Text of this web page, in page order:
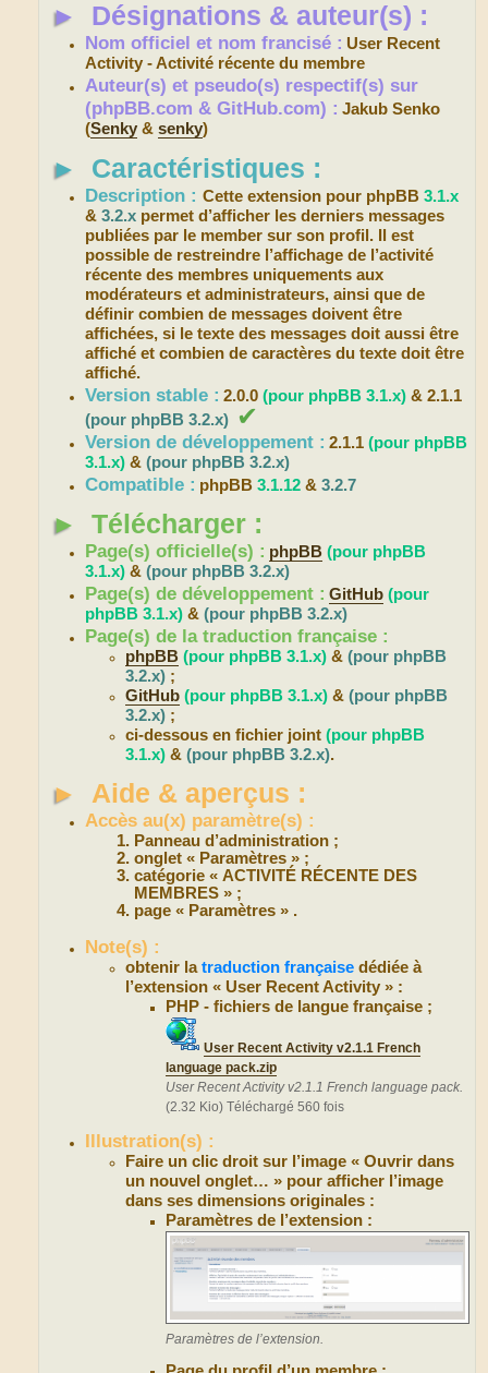
► Désignations & auteur(s) :
Nom officiel et nom francisé : User Recent
Activity - Activité récente du membre
Auteur(s) et pseudo(s) respectif(s) sur
(phpBB.com & GitHub.com) : Jakub Senko
(Senky &senky)
► Caractéristiques :
Description :Cette extension pour phpBB3.1.x
&3.2.x permet d’afficher les derniers messages
publiées par le member sur son profil. Il est
possible de restreindre l’affichage de l’activité
récente des membres uniquements aux
modérateurs et administrateurs, ainsi que de
définir combien de messages doivent être
affichées, si le texte des messages doit aussi être
affiché et combien de caractères du texte doit être
affiché.
Version stable : 2.0.0(pour phpBB 3.1.x) & 2.1.1
(pour phpBB 3.2.x) ✔
Version de développement : 2.1.1(pour phpBB
3.1.x) &(pour phpBB 3.2.x)
Compatible : phpBB3.1.12 &3.2.7
► Télécharger :
Page(s) officielle(s) : phpBB (pour phpBB
3.1.x) &(pour phpBB 3.2.x)
Page(s) de développement : GitHub (pour
phpBB 3.1.x) &(pour phpBB 3.2.x)
Page(s) de la traduction française :
phpBB (pour phpBB 3.1.x) &(pour phpBB
3.2.x) ;
GitHub (pour phpBB 3.1.x) &(pour phpBB
3.2.x) ;
ci-dessous en fichier joint(pour phpBB
3.1.x) &(pour phpBB 3.2.x).
► Aide & aperçus :
Accès au(x) paramètre(s) :
Panneau d’administration ;
onglet « Paramètres » ;
catégorie « ACTIVITÉ RÉCENTE DES
MEMBRES » ;
page « Paramètres » .
Note(s) :
obtenir latraduction française dédiée à
l’extension « User Recent Activity » :
PHP - fichiers de langue française ;
User Recent Activity v2.1.1 French
language pack.zip
User Recent Activity v2.1.1 French language pack.
(2.32 Kio) Téléchargé 560 fois
Illustration(s) :
Faire un clic droit sur l’image « Ouvrir dans
un nouvel onglet… » pour afficher l’image
dans ses dimensions originales :
Paramètres de l’extension :
Paramètres de l’extension.